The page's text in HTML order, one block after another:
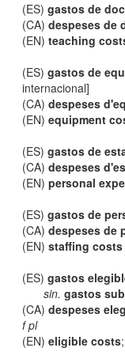
(ES)gastos de
(CA)despeses de
(EN)teaching
(ES)gastos de
internacional]
(CA)despeses
(EN)equipment
(ES)gastos de
(CA)despeses
(EN)personal
(ES)gastos de
(CA)despeses de
(EN)staffing costs
(ES)gastos
sin. gastos
(CA)despeses
f pl
(EN)eligible costs